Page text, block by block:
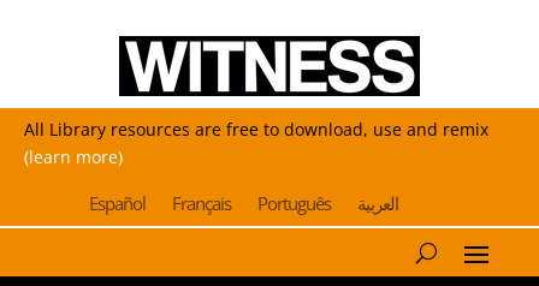
All Library resources are free to download, use and remix
(learn more)
Español Français Português العربية